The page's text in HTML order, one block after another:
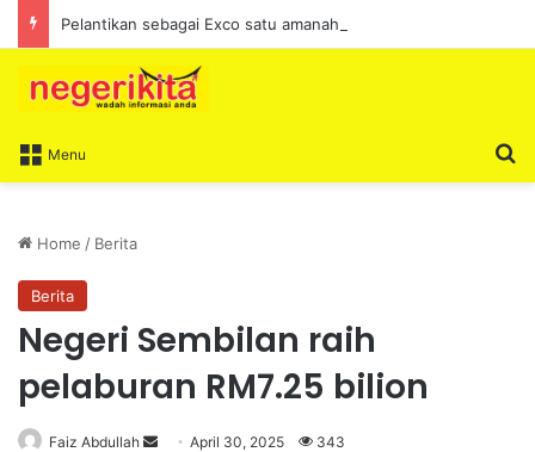
Menu
Home / Berita
Berita
Negeri Sembilan raih
pelaburan RM7.25 bilion
Faiz Abdullah April 30, 2025 343